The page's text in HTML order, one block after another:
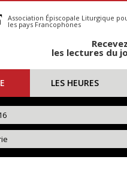
Association Épiscopale Liturgique
les pays Francophones
les lectures du
LES HEURES